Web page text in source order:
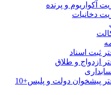
آکواریوم و پرنده
دخانیات
ثبت اسناد
ازدواج و طلاق
پیشخوان دولت و پلیس+10